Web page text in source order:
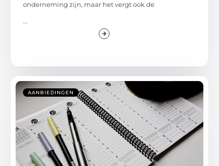
onderneming zijn, maar het vergt ook de
...
AANBIEDINGEN